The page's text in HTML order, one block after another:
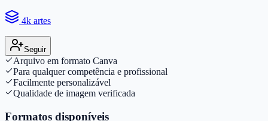
4k artes
Seguir
Arquivo em formato Canva
Para qualquer competência e profissional
Facilmente personalizável
Qualidade de imagem verificada
Formatos disponíveis